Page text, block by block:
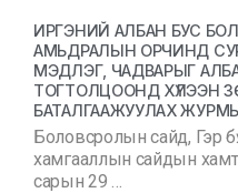
ИРГЭНИЙ АЛБАН БУС
АМЬДРАЛЫН ОРЧИНД
МЭДЛЭГ, ЧАДВАРЫГ
ТОГТОЛЦООНД ХҮЛЭЭН
БАТАЛГААЖУУЛАХ
Боловсролын сайд, Гэр
хамгааллын сайдын
сарын 29 …